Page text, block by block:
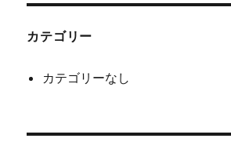
カテゴリー
カテゴリーなし